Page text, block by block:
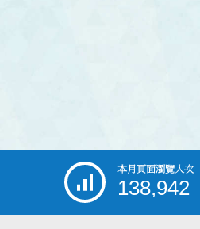
本月頁面瀏覽人次
138,942